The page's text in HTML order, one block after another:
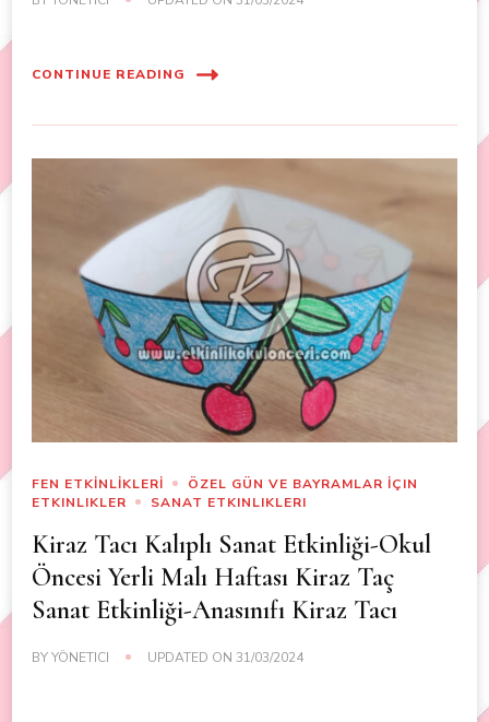
CONTINUE READING
FEN ETKİNLİKLERİ
ÖZEL GÜN VE BAYRAMLAR İÇIN
ETKINLIKLER
SANAT ETKINLIKLERI
Kiraz Tacı Kalıplı Sanat Etkinliği-Okul
Öncesi Yerli Malı Haftası Kiraz Taç
Sanat Etkinliği-Anasınıfı Kiraz Tacı
BYYÖNETICI UPDATED ON 31/03/2024